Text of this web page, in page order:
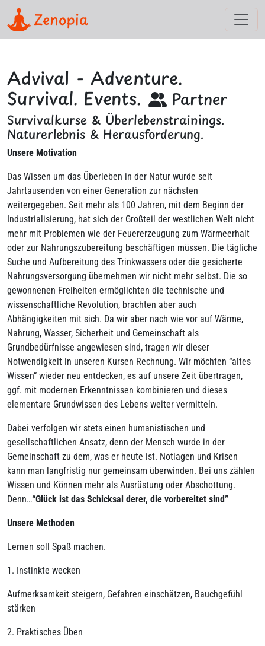
Zenopia
Advival - Adventure.
Survival. Events. Partner
Survivalkurse & Überlebenstrainings.
Naturerlebnis & Herausforderung.
Unsere Motivation
Das Wissen um das Überleben in der Natur wurde seit
Jahrtausenden von einer Generation zur nächsten
weitergegeben. Seit mehr als 100 Jahren, mit dem Beginn der
Industrialisierung, hat sich der Großteil der westlichen Welt nicht
mehr mit Problemen wie der Feuererzeugung zum Wärmeerhalt
oder zur Nahrungszubereitung beschäftigen müssen. Die tägliche
Suche und Aufbereitung des Trinkwassers oder die gesicherte
Nahrungsversorgung übernehmen wir nicht mehr selbst. Die so
gewonnenen Freiheiten ermöglichten die technische und
wissenschaftliche Revolution, brachten aber auch
Abhängigkeiten mit sich. Da wir aber nach wie vor auf Wärme,
Nahrung, Wasser, Sicherheit und Gemeinschaft als
Grundbedürfnisse angewiesen sind, tragen wir dieser
Notwendigkeit in unseren Kursen Rechnung. Wir möchten “altes
Wissen” wieder neu entdecken, es auf unsere Zeit übertragen,
ggf. mit modernen Erkenntnissen kombinieren und dieses
elementare Grundwissen des Lebens weiter vermitteln.
Dabei verfolgen wir stets einen humanistischen und
gesellschaftlichen Ansatz, denn der Mensch wurde in der
Gemeinschaft zu dem, was er heute ist. Notlagen und Krisen
kann man langfristig nur gemeinsam überwinden. Bei uns zählen
Wissen und Können mehr als Ausrüstung oder Abschottung.
Denn…“Glück ist das Schicksal derer, die vorbereitet sind”
Unsere Methoden
Lernen soll Spaß machen.
1. Instinkte wecken
Aufmerksamkeit steigern, Gefahren einschätzen, Bauchgefühl
stärken
2. Praktisches Üben